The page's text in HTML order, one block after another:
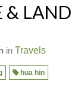
& LAND
in Travels
hua hin